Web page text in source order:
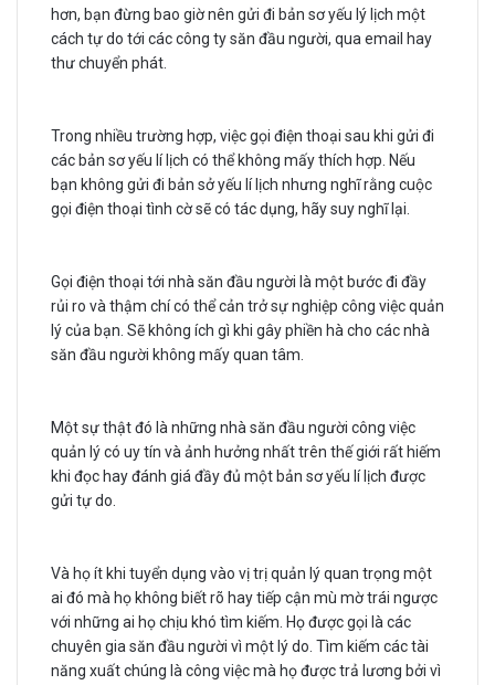
hơn, bạn đừng bao giờ nên gửi đi bản sơ yếu lý lịch một
cách tự do tới các công ty săn đầu người, qua email hay
thư chuyển phát.
Trong nhiều trường hợp, việc gọi điện thoại sau khi gửi đi
các bản sơ yếu lí lịch có thể không mấy thích hợp. Nếu
bạn không gửi đi bản sở yếu lí lịch nhưng nghĩ rằng cuộc
gọi điện thoại tình cờ sẽ có tác dụng, hãy suy nghĩ lại.
Gọi điện thoại tới nhà săn đầu người là một bước đi đầy
rủi ro và thậm chí có thể cản trở sự nghiệp công việc quản
lý của bạn. Sẽ không ích gì khi gây phiền hà cho các nhà
săn đầu người không mấy quan tâm.
Một sự thật đó là những nhà săn đầu người công việc
quản lý có uy tín và ảnh hưởng nhất trên thế giới rất hiếm
khi đọc hay đánh giá đầy đủ một bản sơ yếu lí lịch được
gửi tự do.
Và họ ít khi tuyển dụng vào vị trị quản lý quan trọng một
ai đó mà họ không biết rõ hay tiếp cận mù mờ trái ngược
với những ai họ chịu khó tìm kiếm. Họ được gọi là các
chuyên gia săn đầu người vì một lý do. Tìm kiếm các tài
năng xuất chúng là công việc mà họ được trả lương bởi vì